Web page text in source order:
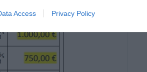
Access Privacy Policy